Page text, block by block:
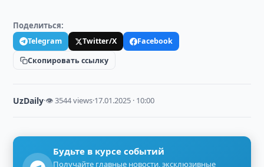
Поделиться:
Telegram Twitter/X
Facebook
Скопировать ссылку
UzDaily·👁 3544 views·17.01.2025 · 10:00
Будьте в курсе событий
Получайте главные новости, эксклюзивные